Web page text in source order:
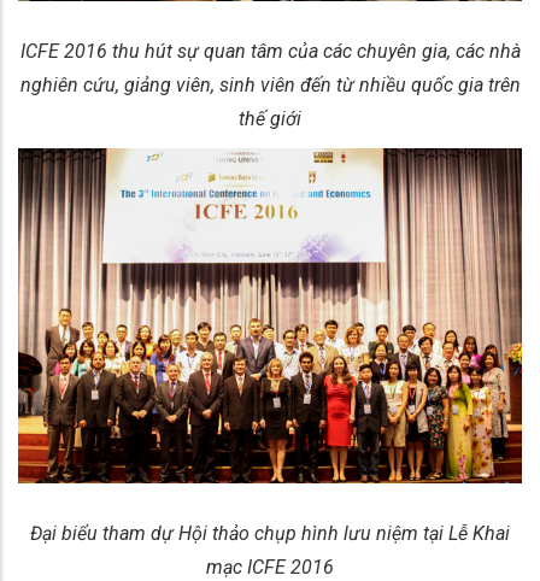
ICFE 2016 thu hút sự quan tâm của các chuyên gia, các nhà
nghiên cứu, giảng viên, sinh viên đến từ nhiều quốc gia trên
thế giới
Đại biểu tham dự Hội thảo chụp hình lưu niệm tại Lễ Khai
mạc ICFE 2016